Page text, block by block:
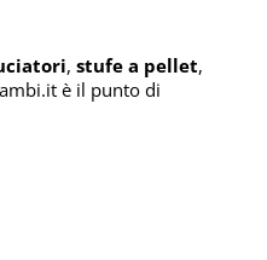
, stufe a pellet,
è il punto di